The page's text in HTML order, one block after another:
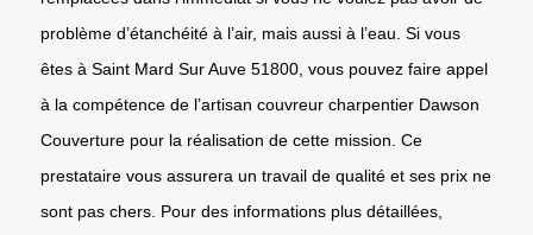
problème d’étanchéité à l’air, mais aussi à l’eau. Si vous
êtes à Saint Mard Sur Auve 51800, vous pouvez faire appel
à la compétence de l’artisan couvreur charpentier Dawson
Couverture pour la réalisation de cette mission. Ce
prestataire vous assurera un travail de qualité et ses prix ne
sont pas chers. Pour des informations plus détaillées,